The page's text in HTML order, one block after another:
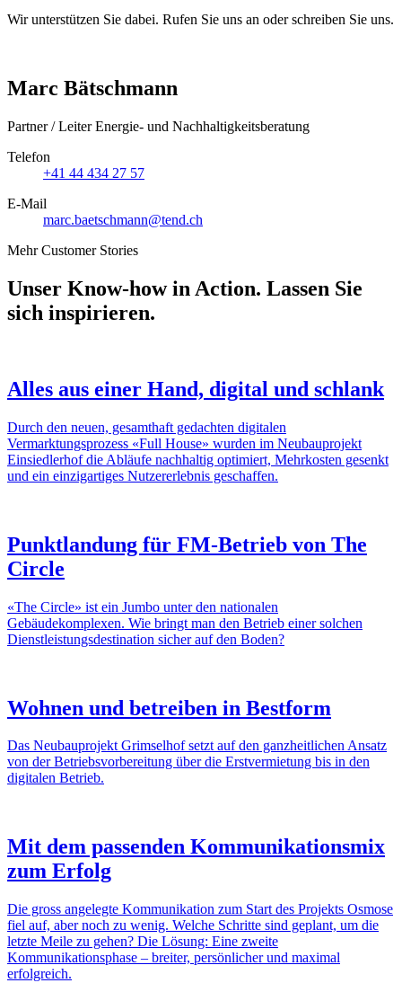
Wir unterstützen Sie dabei. Rufen Sie uns an oder schreiben Sie uns.
Marc Bätschmann
Partner / Leiter Energie- und Nachhaltigkeitsberatung
Telefon
+41 44 434 27 57
E-Mail
marc.baetschmann@tend.ch
Mehr Customer Stories
Unser Know-how in Action. Lassen Sie
sich inspirieren.
Alles aus einer Hand, digital und schlank
Durch den neuen, gesamthaft gedachten digitalen
Vermarktungsprozess «Full House» wurden im Neubauprojekt
Einsiedlerhof die Abläufe nachhaltig optimiert, Mehrkosten gesenkt
und ein einzigartiges Nutzererlebnis geschaffen.
Punktlandung für FM-Betrieb von The
Circle
«The Circle» ist ein Jumbo unter den nationalen
Gebäudekomplexen. Wie bringt man den Betrieb einer solchen
Dienstleistungsdestination sicher auf den Boden?
Wohnen und betreiben in Bestform
Das Neubauprojekt Grimselhof setzt auf den ganzheitlichen Ansatz
von der Betriebsvorbereitung über die Erstvermietung bis in den
digitalen Betrieb.
Mit dem passenden Kommunikationsmix
zum Erfolg
Die gross angelegte Kommunikation zum Start des Projekts Osmose
fiel auf, aber noch zu wenig. Welche Schritte sind geplant, um die
letzte Meile zu gehen? Die Lösung: Eine zweite
Kommunikationsphase – breiter, persönlicher und maximal
erfolgreich.